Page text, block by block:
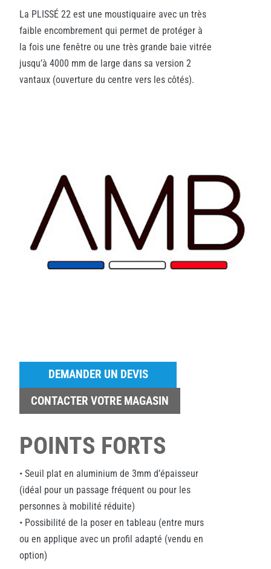
La PLISSÉ 22 est une moustiquaire avec un très
faible encombrement qui permet de protéger à
la fois une fenêtre ou une très grande baie vitrée
jusqu’à 4000 mm de large dans sa version 2
vantaux (ouverture du centre vers les côtés).
DEMANDER UN DEVIS
CONTACTER VOTRE MAGASIN
POINTS FORTS
• Seuil plat en aluminium de 3mm d’épaisseur
(idéal pour un passage fréquent ou pour les
personnes à mobilité réduite)
• Possibilité de la poser en tableau (entre murs
ou en applique avec un profil adapté (vendu en
option)